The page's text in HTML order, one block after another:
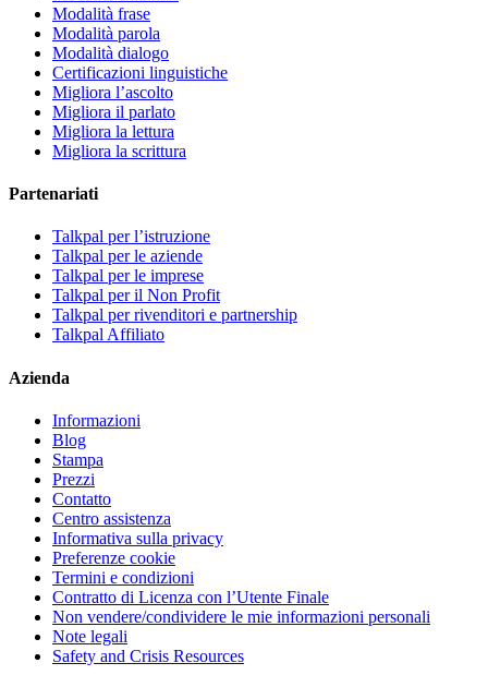
Modalità frase
Modalità parola
Modalità dialogo
Certificazioni linguistiche
Migliora l’ascolto
Migliora il parlato
Migliora la lettura
Migliora la scrittura
Partenariati
Talkpal per l’istruzione
Talkpal per le aziende
Talkpal per le imprese
Talkpal per il Non Profit
Talkpal per rivenditori e partnership
Talkpal Affiliato
Azienda
Informazioni
Blog
Stampa
Prezzi
Contatto
Centro assistenza
Informativa sulla privacy
Preferenze cookie
Termini e condizioni
Contratto di Licenza con l’Utente Finale
Non vendere/condividere le mie informazioni personali
Note legali
Safety and Crisis Resources